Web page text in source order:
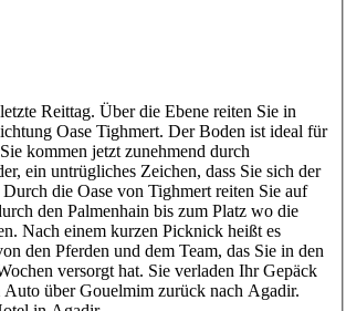
Reittag. Über die Ebene reiten Sie in
Oase Tighmert. Der Boden ist ideal für
kommen jetzt zunehmend durch
ein untrügliches Zeichen, dass Sie sich der
die Oase von Tighmert reiten Sie auf
den Palmenhain bis zum Platz wo die
Nach einem kurzen Picknick heißt es
den Pferden und dem Team, das Sie in den
versorgt hat. Sie verladen Ihr Gepäck
über Gouelmim zurück nach Agadir.